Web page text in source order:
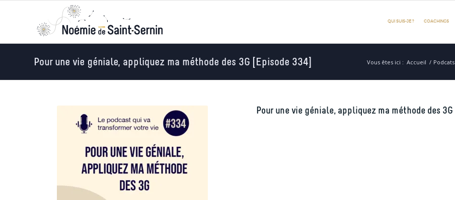
QUI SUIS-JE ? COACHINGS
Pour une vie géniale, appliquez ma méthode des 3G [Episode 334] Vous êtes ici : Accueil / Podcats
Pour une vie géniale, appliquez ma méthode des 3G